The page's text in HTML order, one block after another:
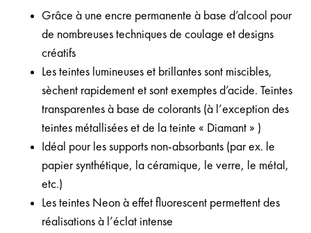
Grâce à une encre permanente à base d’alcool pour
de nombreuses techniques de coulage et designs
créatifs
Les teintes lumineuses et brillantes sont miscibles,
sèchent rapidement et sont exemptes d’acide. Teintes
transparentes à base de colorants (à l’exception des
teintes métallisées et de la teinte « Diamant » )
Idéal pour les supports non-absorbants (par ex. le
papier synthétique, la céramique, le verre, le métal,
etc.)
Les teintes Neon à effet fluorescent permettent des
réalisations à l’éclat intense